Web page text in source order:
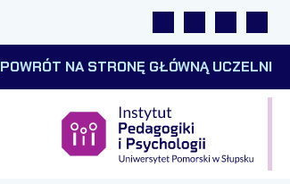
Linki Wyszukiwarka
Tłumacz
POWRÓT NA STRONĘ GŁÓWNĄ UCZELNI